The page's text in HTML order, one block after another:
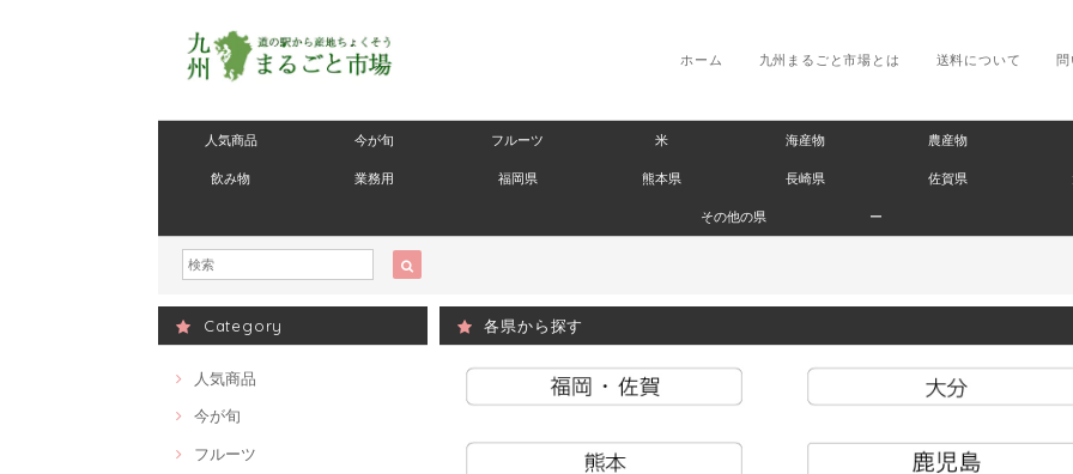
送料について
九州まるごと市場とは
ホーム
人気商品 今が旬 フルーツ 米 海産物 農産物
飲み物 業務用 福岡県 熊本県 長崎県 佐賀県
その他の県 ー
Category
人気商品
今が旬
フルーツ
各県から探す